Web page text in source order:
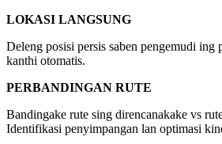
LOKASI LANGSUNG
Deleng posisi persis saben pengemudi ing
kanthi otomatis.
PERBANDINGAN RUTE
Bandingake rute sing direncanakake vs
Identifikasi penyimpangan lan optimasi